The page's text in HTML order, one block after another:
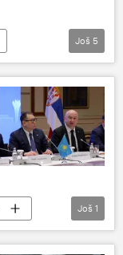
Još 5
Još 1